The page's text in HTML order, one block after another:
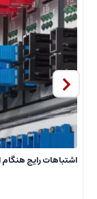
اشتباهات رایج هنگام